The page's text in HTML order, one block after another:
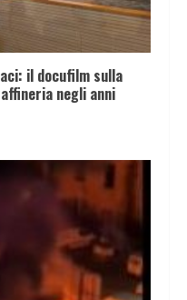
il docufilm sulla
negli anni